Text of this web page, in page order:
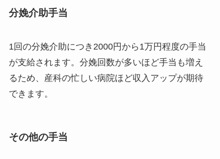
分娩介助手当
1回の分娩介助につき2000円から1万円程度の手当
が支給されます。分娩回数が多いほど手当も増え
るため、産科の忙しい病院ほど収入アップが期待
できます。
その他の手当